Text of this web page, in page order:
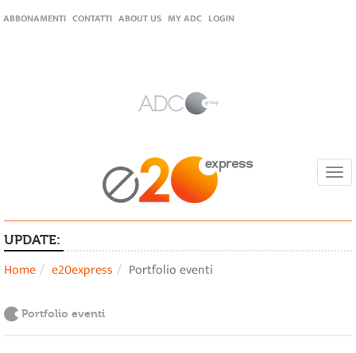
ABBONAMENTI CONTATTI ABOUT US MY ADC LOGIN
UPDATE:
Home e20express Portfolio eventi
Portfolio eventi